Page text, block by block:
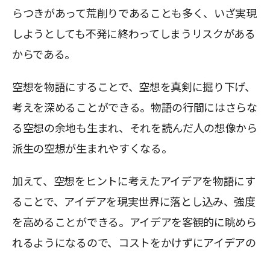
らつきがあって荒削りであることも多く、いざ実現
しようとしても不発に終わってしまうリスクがある
からである。
空想を物語にすることで、空想を真剣に掘り下げ、
考えを深めることができる。物語の行間にはさらな
る空想の余地も生まれ、それを読んだ人の想像から
派生の空想が生まれやすくなる。
加えて、空想をヒントに考えたアイデアを物語にす
ることで、アイデアを現実世界に落とし込み、強度
を高めることができる。アイデアを客観的に眺めら
れるようになるので、コストをかけずにアイデアの